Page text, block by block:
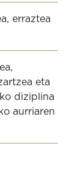
erraztea
eta
diziplina
aurriaren